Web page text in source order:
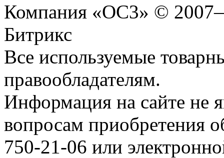
Компания «ОС3» ©
Битрикс
Все используемые
правообладателям.
Информация на сайте не
вопросам приобретения
750-21-06 или